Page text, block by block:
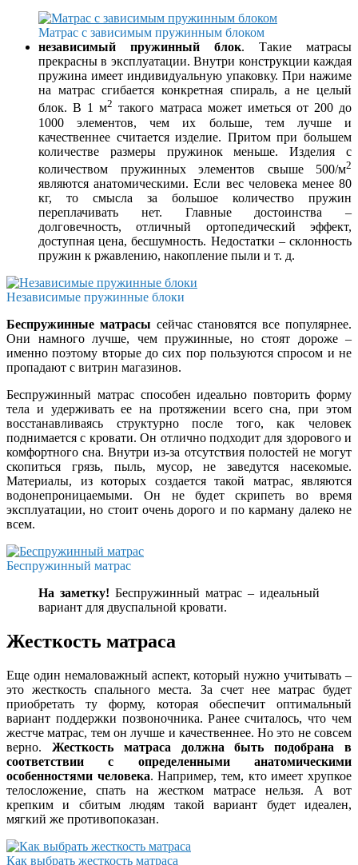
Матрас с зависимым пружинным блоком
независимый пружинный блок. Такие матрасы
прекрасны в эксплуатации. Внутри конструкции каждая
пружина имеет индивидуальную упаковку. При нажиме
на матрас сгибается конкретная спираль, а не целый
блок. В 1 м2 такого матраса может иметься от 200 до
1000 элементов, чем их больше, тем лучше и
качественнее считается изделие. Притом при большем
количестве размеры пружинок меньше. Изделия с
количеством пружинных элементов свыше 500/м2
являются анатомическими. Если вес человека менее 80
кг, то смысла за большое количество пружин
переплачивать нет. Главные достоинства –
долговечность, отличный ортопедический эффект,
доступная цена, бесшумность. Недостатки – склонность
пружин к ржавлению, накопление пыли и т. д.
Независимые пружинные блоки
Беспружинные матрасы сейчас становятся все популярнее.
Они намного лучше, чем пружинные, но стоят дороже –
именно поэтому вторые до сих пор пользуются спросом и не
пропадают с витрин магазинов.
Беспружинный матрас способен идеально повторить форму
тела и удерживать ее на протяжении всего сна, при этом
восстанавливаясь структурно после того, как человек
поднимается с кровати. Он отлично подходит для здорового и
комфортного сна. Внутри из-за отсутствия полостей не могут
скопиться грязь, пыль, мусор, не заведутся насекомые.
Материалы, из которых создается такой матрас, являются
водонепроницаемыми. Он не будет скрипеть во время
эксплуатации, но стоит очень дорого и по карману далеко не
всем.
Беспружинный матрас
На заметку! Беспружинный матрас – идеальный
вариант для двуспальной кровати.
Жесткость матраса
Еще один немаловажный аспект, который нужно учитывать –
это жесткость спального места. За счет нее матрас будет
приобретать ту форму, которая обеспечит оптимальный
вариант поддержки позвоночника. Ранее считалось, что чем
жестче матрас, тем он лучше и качественнее. Но это не совсем
верно. Жесткость матраса должна быть подобрана в
соответствии с определенными анатомическими
особенностями человека. Например, тем, кто имеет хрупкое
телосложение, спать на жестком матрасе нельзя. А вот
крепким и сбитым людям такой вариант будет идеален,
мягкий же противопоказан.
Как выбрать жесткость матраса